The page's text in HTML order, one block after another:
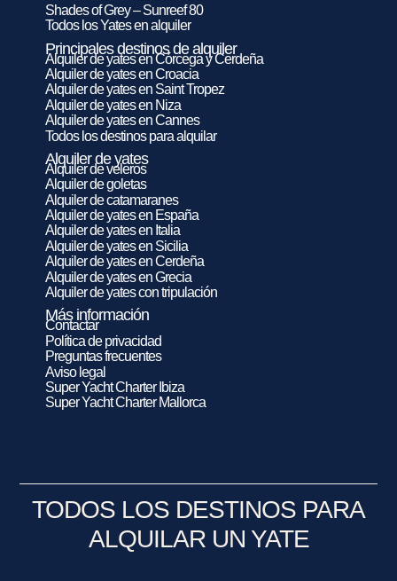
Shades of Grey – Sunreef 80
Todos los Yates en alquiler
Principales destinos de alquiler
Alquiler de yates en Córcega y Cerdeña
Alquiler de yates en Croacia
Alquiler de yates en Saint Tropez
Alquiler de yates en Niza
Alquiler de yates en Cannes
Todos los destinos para alquilar
Alquiler de yates
Alquiler de veleros
Alquiler de goletas
Alquiler de catamaranes
Alquiler de yates en España
Alquiler de yates en Italia
Alquiler de yates en Sicilia
Alquiler de yates en Cerdeña
Alquiler de yates en Grecia
Alquiler de yates con tripulación
Más información
Contactar
Política de privacidad
Preguntas frecuentes
Aviso legal
Super Yacht Charter Ibiza
Super Yacht Charter Mallorca
TODOS LOS DESTINOS PARA
ALQUILAR UN YATE